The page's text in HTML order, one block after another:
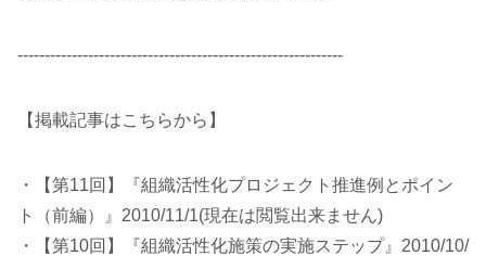
------------------------------------------------------------
【掲載記事はこちらから】
・【第11回】『組織活性化プロジェクト推進例とポイン
ト（前編）』2010/11/1(現在は閲覧出来ません)
・【第10回】『組織活性化施策の実施ステップ』2010/10/